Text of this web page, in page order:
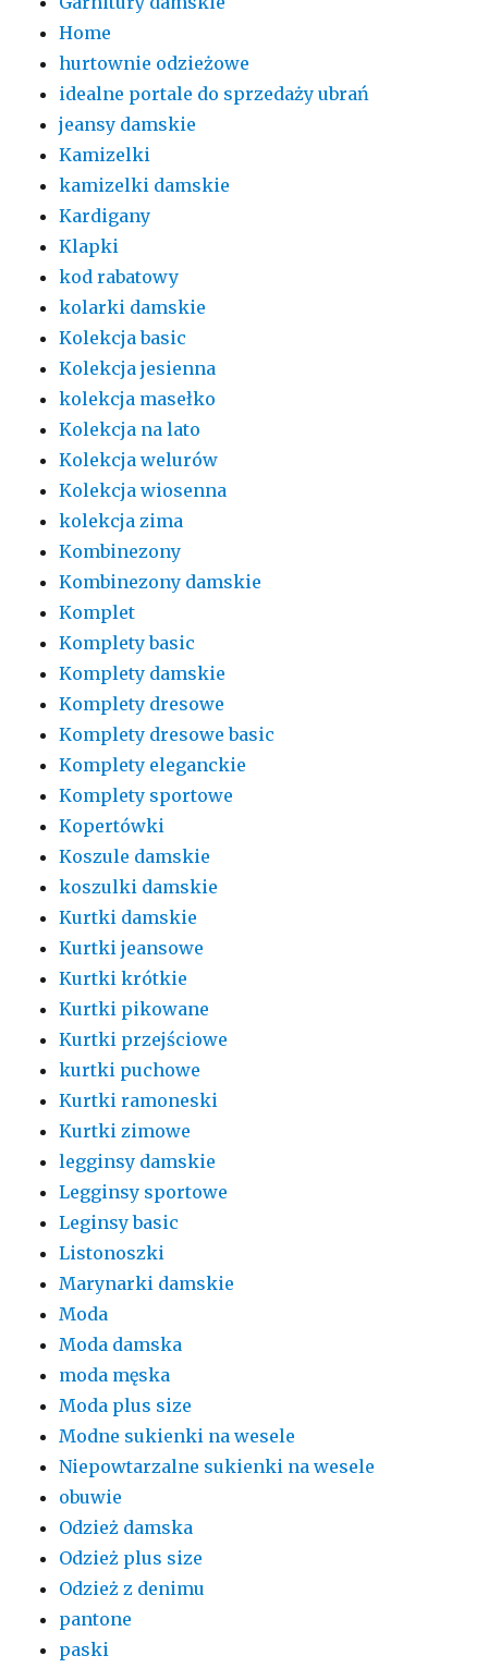
Home
hurtownie odzieżowe
idealne portale do sprzedaży ubrań
jeansy damskie
Kamizelki
kamizelki damskie
Kardigany
Klapki
kod rabatowy
kolarki damskie
Kolekcja basic
Kolekcja jesienna
kolekcja masełko
Kolekcja na lato
Kolekcja welurów
Kolekcja wiosenna
kolekcja zima
Kombinezony
Kombinezony damskie
Komplet
Komplety basic
Komplety damskie
Komplety dresowe
Komplety dresowe basic
Komplety eleganckie
Komplety sportowe
Kopertówki
Koszule damskie
koszulki damskie
Kurtki damskie
Kurtki jeansowe
Kurtki krótkie
Kurtki pikowane
Kurtki przejściowe
kurtki puchowe
Kurtki ramoneski
Kurtki zimowe
legginsy damskie
Legginsy sportowe
Leginsy basic
Listonoszki
Marynarki damskie
Moda
Moda damska
moda męska
Moda plus size
Modne sukienki na wesele
Niepowtarzalne sukienki na wesele
obuwie
Odzież damska
Odzież plus size
Odzież z denimu
pantone
paski